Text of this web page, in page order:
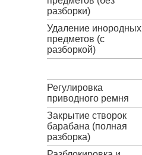
разборки)
Удаление инородных
предметов (с
разборкой)
Регулировка
приводного ремня
Закрытие створок
барабана (полная
разборка)